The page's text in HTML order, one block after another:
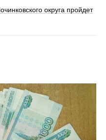
округа пройдет